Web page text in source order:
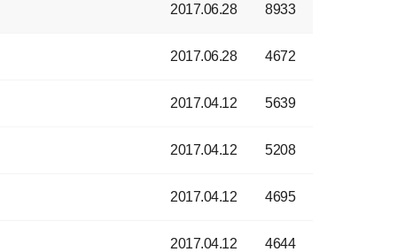
2017.06.28 8933
2017.06.28 4672
2017.04.12 5639
2017.04.12 5208
2017.04.12 4695
2017.04.12 4644